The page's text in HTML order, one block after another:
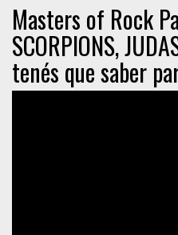
Masters of Rock
SCORPIONS,
tenés que saber